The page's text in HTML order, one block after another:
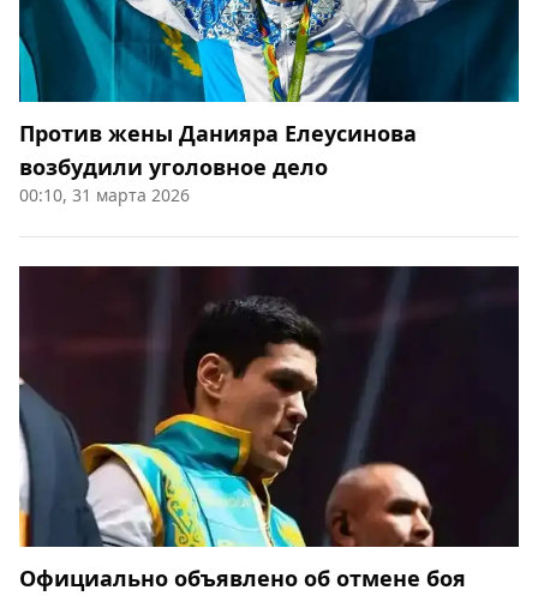
Против жены Данияра Елеусинова
возбудили уголовное дело
00:10, 31 марта 2026
Официально объявлено об отмене боя